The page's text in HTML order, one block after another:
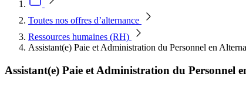
Toutes nos offres d’alternance
Ressources humaines (RH)
Assistant(e) Paie et Administration du Personnel en
Assistant(e) Paie et Administration du Personnel